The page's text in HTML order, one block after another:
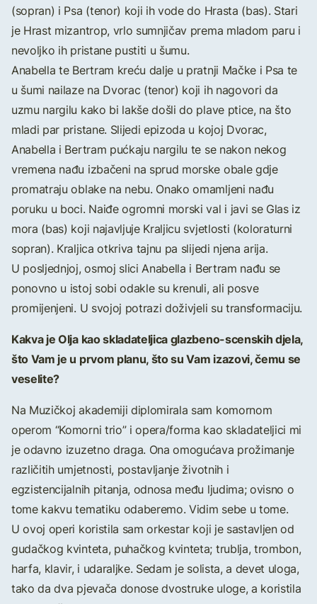
(sopran) i Psa (tenor) koji ih vode do Hrasta (bas). Stari
je Hrast mizantrop, vrlo sumnjičav prema mladom paru i
nevoljko ih pristane pustiti u šumu.
Anabella te Bertram kreću dalje u pratnji Mačke i Psa te
u šumi nailaze na Dvorac (tenor) koji ih nagovori da
uzmu nargilu kako bi lakše došli do plave ptice, na što
mladi par pristane. Slijedi epizoda u kojoj Dvorac,
Anabella i Bertram pućkaju nargilu te se nakon nekog
vremena nađu izbačeni na sprud morske obale gdje
promatraju oblake na nebu. Onako omamljeni nađu
poruku u boci. Naiđe ogromni morski val i javi se Glas iz
mora (bas) koji najavljuje Kraljicu svjetlosti (koloraturni
sopran). Kraljica otkriva tajnu pa slijedi njena arija.
U posljednjoj, osmoj slici Anabella i Bertram nađu se
ponovno u istoj sobi odakle su krenuli, ali posve
promijenjeni. U svojoj potrazi doživjeli su transformaciju.
Kakva je Olja kao skladateljica glazbeno-scenskih djela,
što Vam je u prvom planu, što su Vam izazovi, čemu se
veselite?
Na Muzičkoj akademiji diplomirala sam komornom
operom “Komorni trio” i opera/forma kao skladateljici mi
je odavno izuzetno draga. Ona omogućava prožimanje
različitih umjetnosti, postavljanje životnih i
egzistencijalnih pitanja, odnosa među ljudima; ovisno o
tome kakvu tematiku odaberemo. Vidim sebe u tome.
U ovoj operi koristila sam orkestar koji je sastavljen od
gudačkog kvinteta, puhačkog kvinteta; trublja, trombon,
harfa, klavir, i udaraljke. Sedam je solista, a devet uloga,
tako da dva pjevača donose dvostruke uloge, a koristila